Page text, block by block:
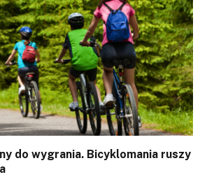
do wygrania. Bicyklomania ruszy